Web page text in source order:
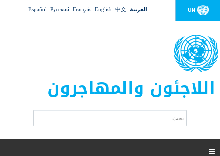
Jump to navigation UN العربية 中文
English
Français
Русский
Español
اللاجئون والمهاجرون
ت
ب
